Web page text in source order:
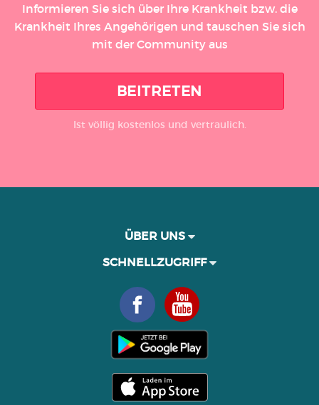
Informieren Sie sich über Ihre Krankheit bzw. die
Krankheit Ihres Angehörigen und tauschen Sie sich
mit der Community aus
BEITRETEN
Ist völlig kostenlos und vertraulich.
ÜBER UNS
SCHNELLZUGRIFF